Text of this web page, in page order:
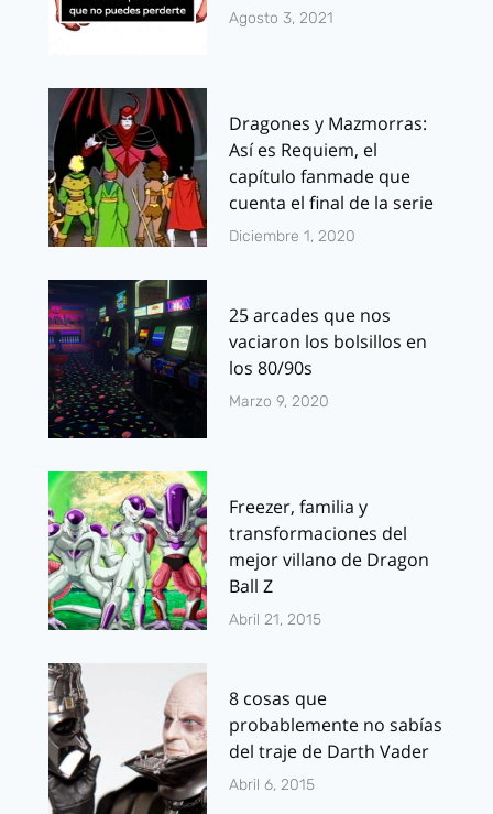
Agosto 3, 2021
Dragones y Mazmorras:
Así es Requiem, el
capítulo fanmade que
cuenta el final de la serie
Diciembre 1, 2020
25 arcades que nos
vaciaron los bolsillos en
los 80/90s
Marzo 9, 2020
Freezer, familia y
transformaciones del
mejor villano de Dragon
Ball Z
Abril 21, 2015
8 cosas que
probablemente no sabías
del traje de Darth Vader
Abril 6, 2015